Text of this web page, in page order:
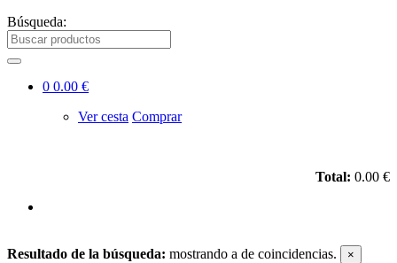
Búsqueda:
0 0.00 €
Ver cesta Comprar
Total: 0.00 €
Resultado de la búsqueda: mostrando a de coincidencias. ×